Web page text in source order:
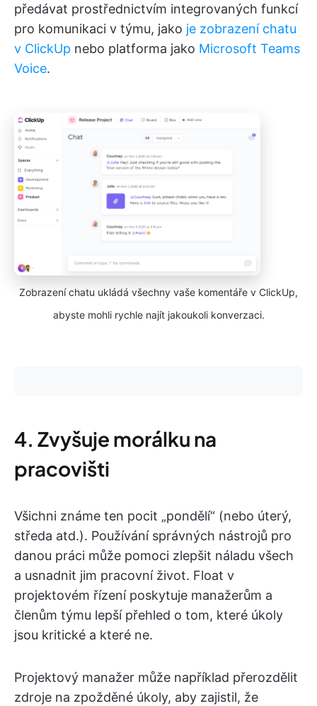
předávat prostřednictvím integrovaných funkcí
pro komunikaci v týmu, jako je zobrazení chatu
v ClickUp nebo platforma jako Microsoft Teams
Voice.
Zobrazení chatu ukládá všechny vaše komentáře v ClickUp,
abyste mohli rychle najít jakoukoli konverzaci.
4. Zvyšuje morálku na
pracovišti
Všichni známe ten pocit „pondělí“ (nebo úterý,
středa atd.). Používání správných nástrojů pro
danou práci může pomoci zlepšit náladu všech
a usnadnit jim pracovní život. Float v
projektovém řízení poskytuje manažerům a
členům týmu lepší přehled o tom, které úkoly
jsou kritické a které ne.
Projektový manažer může například přerozdělit
zdroje na zpožděné úkoly, aby zajistil, že